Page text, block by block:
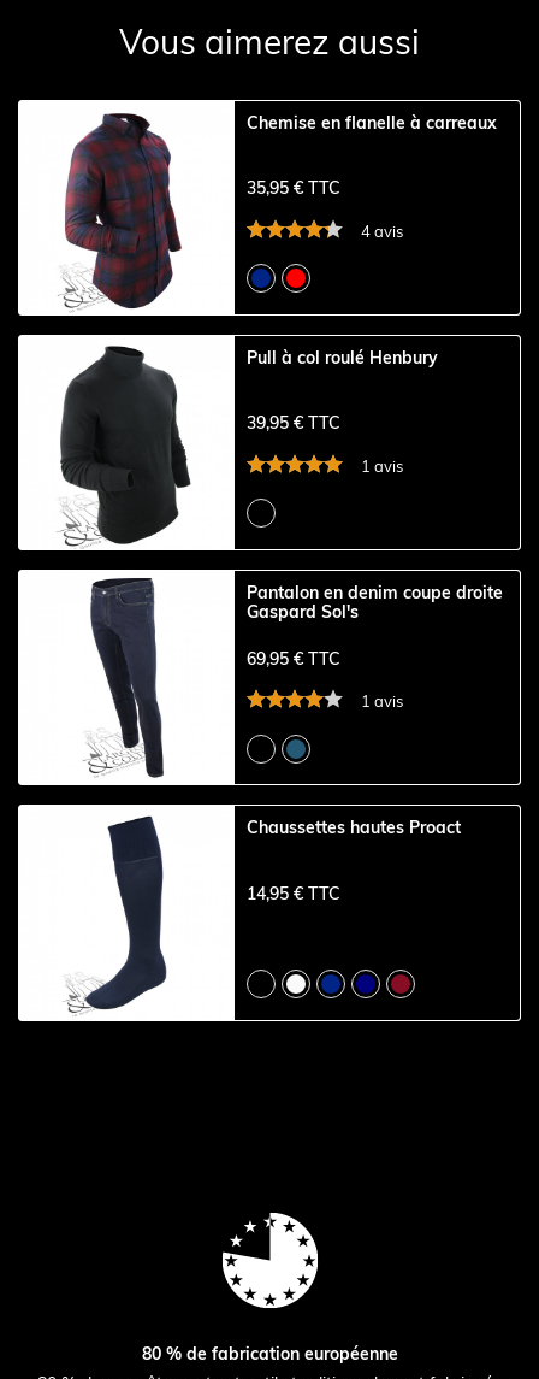
Vous aimerez aussi
Chemise en flanelle à carreaux
35,95 € TTC
4 avis
Pull à col roulé Henbury
39,95 € TTC
1 avis
Pantalon en denim coupe droite
Gaspard Sol's
69,95 € TTC
1 avis
Chaussettes hautes Proact
14,95 € TTC
80 % de fabrication européenne